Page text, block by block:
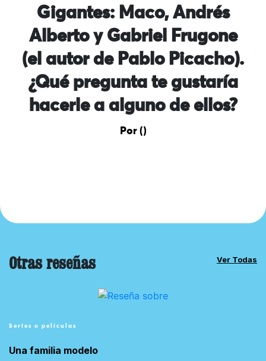
Gigantes: Maco, Andrés
Alberto y Gabriel Frugone
(el autor de Pablo Picacho).
¿Qué pregunta te gustaría
hacerle a alguno de ellos?
Por ()
Otras reseñas Ver Todas
Series o películas
Una familia modelo